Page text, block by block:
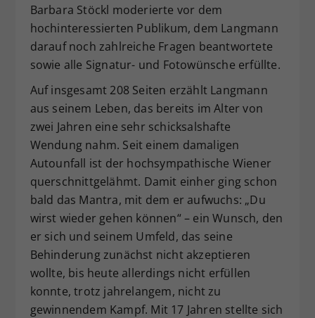
Barbara Stöckl moderierte vor dem
hochinteressierten Publikum, dem Langmann
darauf noch zahlreiche Fragen beantwortete
sowie alle Signatur- und Fotowünsche erfüllte.
Auf insgesamt 208 Seiten erzählt Langmann
aus seinem Leben, das bereits im Alter von
zwei Jahren eine sehr schicksalshafte
Wendung nahm. Seit einem damaligen
Autounfall ist der hochsympathische Wiener
querschnittgelähmt. Damit einher ging schon
bald das Mantra, mit dem er aufwuchs: „Du
wirst wieder gehen können“ – ein Wunsch, den
er sich und seinem Umfeld, das seine
Behinderung zunächst nicht akzeptieren
wollte, bis heute allerdings nicht erfüllen
konnte, trotz jahrelangem, nicht zu
gewinnendem Kampf. Mit 17 Jahren stellte sich